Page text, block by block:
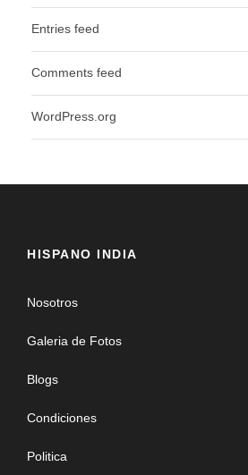
Entries feed
Comments feed
WordPress.org
HISPANO INDIA
Nosotros
Galeria de Fotos
Blogs
Condiciones
Politica